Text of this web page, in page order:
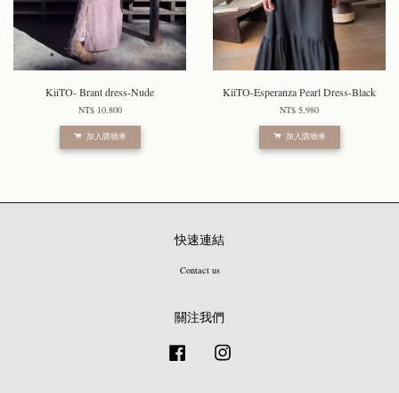
KiiTO- Brant dress-Nude
NT$ 10,800
加入購物車
KiiTO-Esperanza Pearl Dress-Black
NT$ 5,980
加入購物車
快速連結
Contact us
關注我們
Facebook